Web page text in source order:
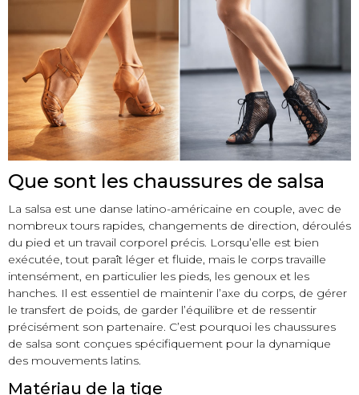
Que sont les chaussures de salsa
La salsa est une danse latino-américaine en couple, avec de
nombreux tours rapides, changements de direction, déroulés
du pied et un travail corporel précis. Lorsqu’elle est bien
exécutée, tout paraît léger et fluide, mais le corps travaille
intensément, en particulier les pieds, les genoux et les
hanches. Il est essentiel de maintenir l’axe du corps, de gérer
le transfert de poids, de garder l’équilibre et de ressentir
précisément son partenaire. C’est pourquoi les chaussures
de salsa sont conçues spécifiquement pour la dynamique
des mouvements latins.
Matériau de la tige